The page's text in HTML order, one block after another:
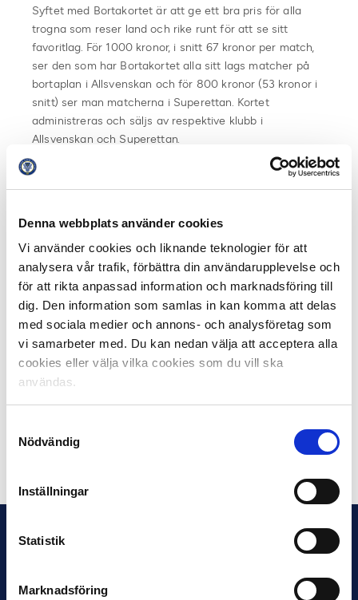
Denna webbplats använder cookies
Vi använder cookies och liknande teknologier för att
analysera vår trafik, förbättra din användarupplevelse och
för att rikta anpassad information och marknadsföring till
dig. Den information som samlas in kan komma att delas
med sociala medier och annons- och analysföretag som
vi samarbeter med. Du kan nedan välja att acceptera alla
cookies eller välja vilka cookies som du vill ska
användas.
Nödvändig
Inställningar
Statistik
Marknadsföring
Syftet med Bortakortet är att ge ett bra pris för alla
trogna som reser land och rike runt för att se sitt
favoritlag. För 1000 kronor, i snitt 67 kronor per match,
ser den som har Bortakortet alla sitt lags matcher på
bortaplan i Allsvenskan och för 800 kronor (53 kronor i
snitt) ser man matcherna i Superettan. Kortet
administreras och säljs av respektive klubb i
Allsvenskan och Superettan.
Klubbarna behåller själva 50% av sin försäljning av
Bortakortet. De andra 50% betalas in till Svensk
de Allsvenska klubbarna.
Fakta Bortakortet:
För 1000 kronor ser du samtliga 15 av ditt lags
bortamatcher på plats (67 kronor i snitt per
match) i Allsvenskan och för 800 kronor ser man
matcherna i Superettan (53 kronor per match i
snitt).
Dela på Twitter